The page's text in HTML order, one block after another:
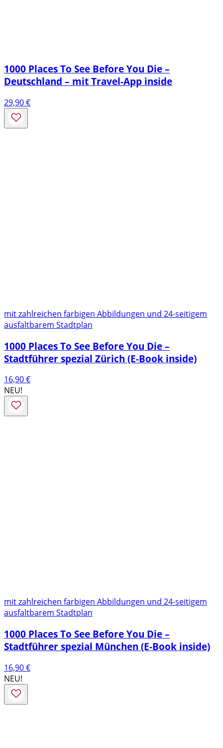
1000 Places To See Before You Die –
Deutschland – mit Travel-App inside
29,90€
mit zahlreichen farbigen Abbildungen und 24-seitigem
ausfaltbarem Stadtplan
1000 Places To See Before You Die –
Stadtführer spezial Zürich (E-Book inside)
16,90€
NEU!
mit zahlreichen farbigen Abbildungen und 24-seitigem
ausfaltbarem Stadtplan
1000 Places To See Before You Die –
Stadtführer spezial München (E-Book inside)
16,90€
NEU!